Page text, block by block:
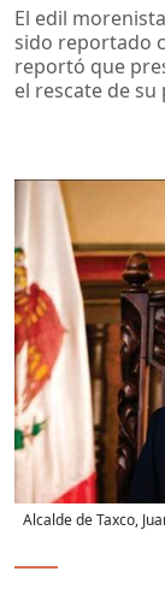
El edil
sido reportado
reportó que
el rescate de su
Alcalde de Taxco,